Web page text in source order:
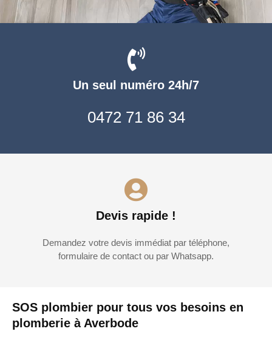
SOS plombier pour tous vos besoins en
plomberie à Averbode
Un seul numéro 24h/7
0472 71 86 34
Devis rapide !
Demandez votre devis immédiat par téléphone,
formulaire de contact ou par Whatsapp.